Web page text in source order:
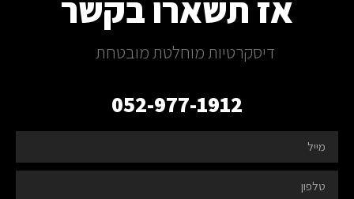
אז תשארו בקשר
דיסקרטיות מוחלטת מובטחת
052-977-1912